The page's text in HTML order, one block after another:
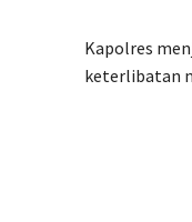
Kapolres
keterlibatan